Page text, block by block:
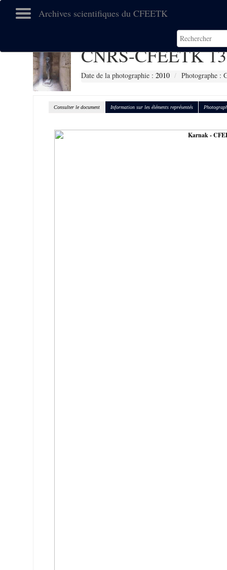
Archives scientifiques du CFEETK
CNRS-CFEETK
Date de la photographie : 2010 Photographe :
Consulter le document Information sur les éléments représentés